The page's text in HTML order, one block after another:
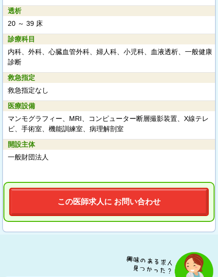
透析
20 ～ 39 床
診療科目
内科、外科、心臓血管外科、婦人科、小児科、血液透析、一般健康
診断
救急指定
救急指定なし
医療設備
マンモグラフィー、MRI、コンピューター断層撮影装置、X線テレ
ビ、手術室、機能訓練室、病理解剖室
開設主体
一般財団法人
この医師求人に お問い合わせ